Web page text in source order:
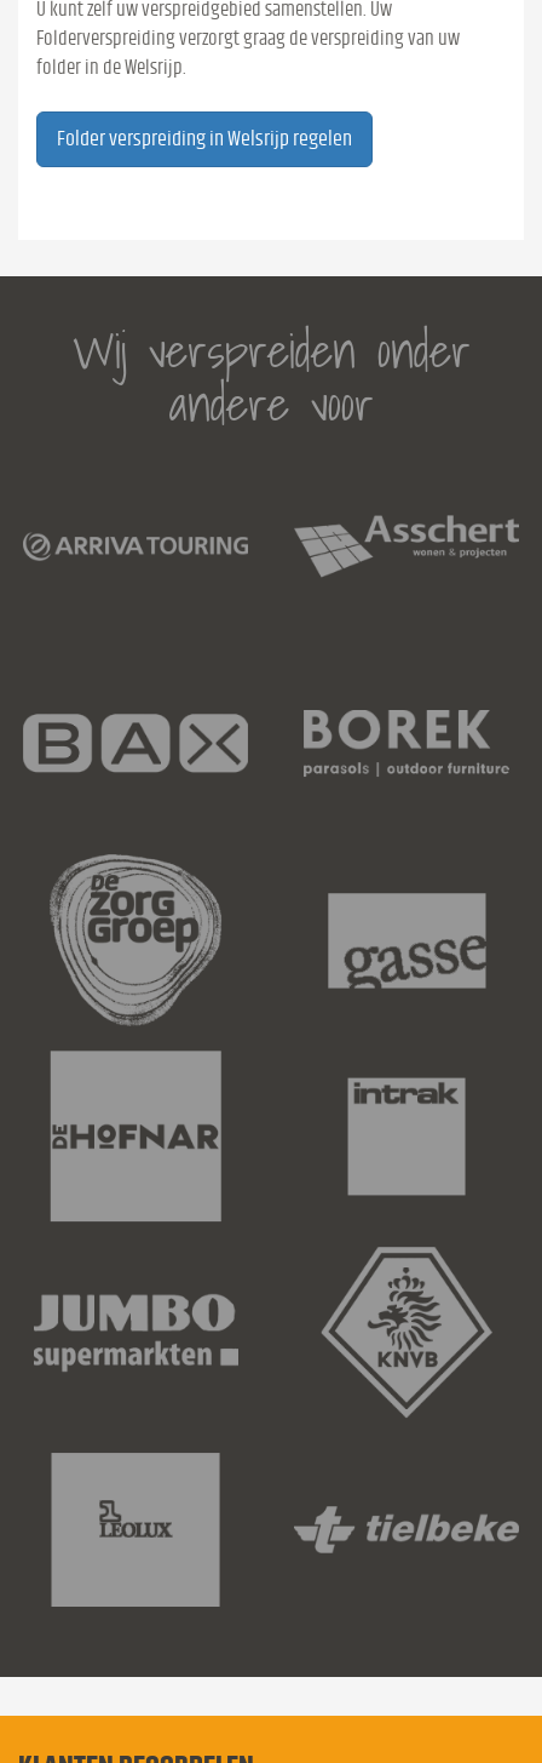
U kunt zelf uw verspreidgebied samenstellen. Uw
Folderverspreiding verzorgt graag de verspreiding van uw
folder in de Welsrijp.
Folder verspreiding in Welsrijp regelen
Wij verspreiden onder
andere voor